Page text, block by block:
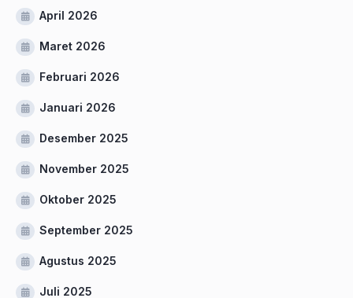
April 2026
Maret 2026
Februari 2026
Januari 2026
Desember 2025
November 2025
Oktober 2025
September 2025
Agustus 2025
Juli 2025